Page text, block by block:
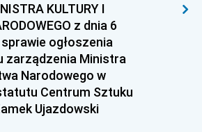
KULTURY I
z dnia 6
ogłoszenia
zarządzenia Ministra
Narodowego w
Centrum Sztuku
Ujazdowski